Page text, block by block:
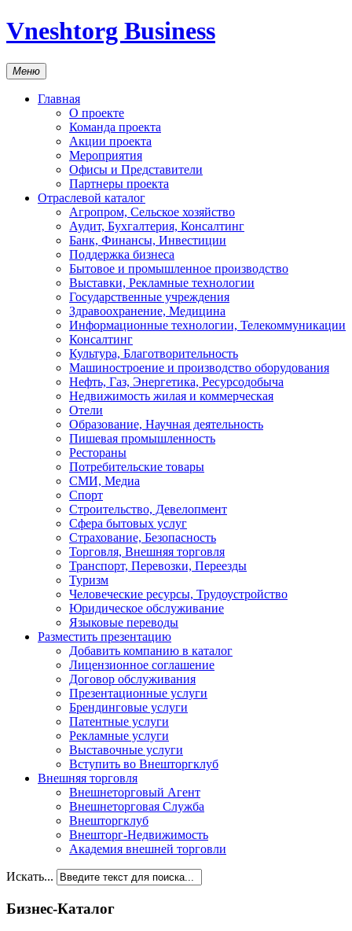
Vneshtorg Business
Меню
Главная
О проекте
Команда проекта
Акции проекта
Мероприятия
Офисы и Представители
Партнеры проекта
Отраслевой каталог
Агропром, Сельское хозяйство
Аудит, Бухгалтерия, Консалтинг
Банк, Финансы, Инвестиции
Поддержка бизнеса
Бытовое и промышленное производство
Выставки, Рекламные технологии
Государственные учреждения
Здравоохранение, Медицина
Информационные технологии, Телекоммуникации
Консалтинг
Культура, Благотворительность
Машиностроение и производство оборудования
Нефть, Газ, Энергетика, Ресурсодобыча
Недвижимость жилая и коммерческая
Отели
Образование, Научная деятельность
Пишевая промышленность
Рестораны
Потребительские товары
СМИ, Медиа
Спорт
Строительство, Девелопмент
Сфера бытовых услуг
Страхование, Безопасность
Торговля, Внешняя торговля
Транспорт, Перевозки, Переезды
Туризм
Человеческие ресурсы, Трудоустройство
Юридическое обслуживание
Языковые переводы
Разместить презентацию
Добавить компанию в каталог
Лицензионное соглашение
Договор обслуживания
Презентационные услуги
Брендинговые услуги
Патентные услуги
Рекламные услуги
Выставочные услуги
Вступить во Внешторгклуб
Внешняя торговля
Внешнеторговый Агент
Внешнеторговая Служба
Внешторгклуб
Внешторг-Недвижимость
Академия внешней торговли
Искать...
Бизнес-Каталог